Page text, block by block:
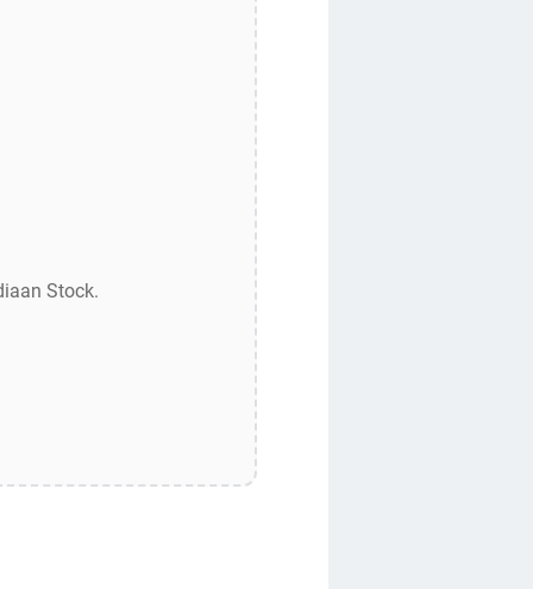
Stock.